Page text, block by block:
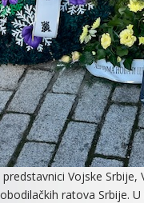
Vojske
ratova Srbije.